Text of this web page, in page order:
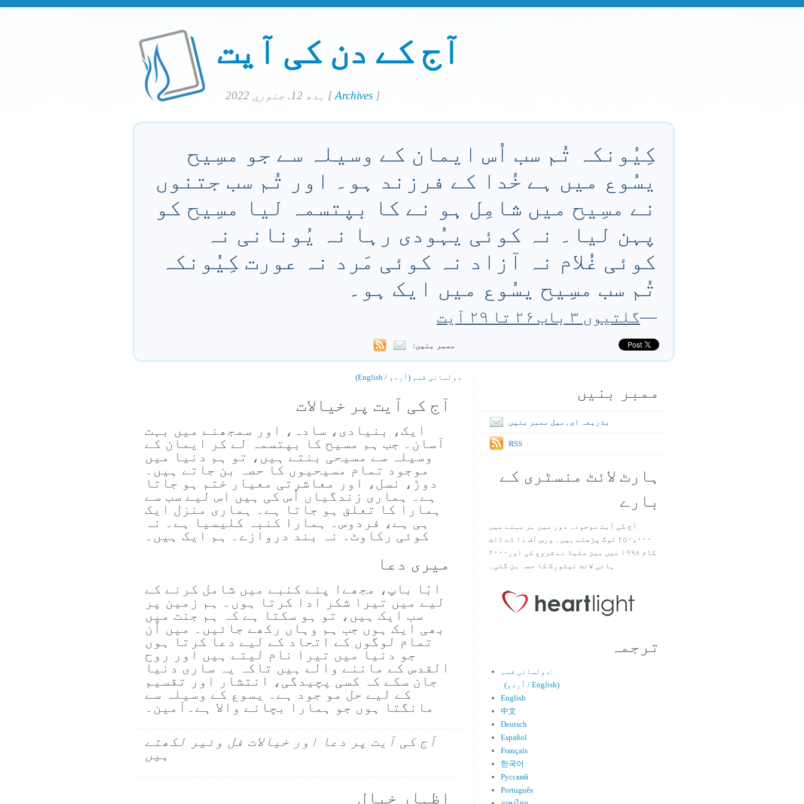
آج کے دن کی آیت
[Archives ]
کِیُونکہ تُم سب اُس ایمان کے وسیلہ سے جو مسِیح
یسُوع میں ہے خُدا کے فرزند ہو۔ اور تُم سب جتنوں
نے مسِیح میں شامِل ہو نے کا بپتسمہ لیا مسِیح کو
پہن لیا۔ نہ کوئی یہُودی رہا نہ یُونانی نہ
کوئی غُلام نہ آزاد نہ کوئی مَرد نہ عورت کِیُونکہ
تُم سب مسِیح یسُوع میں ایک ہو۔
—گلتیوں ۳ باب ۲۶ تا ۲۹ آیت
ممبر بنیں:
دولسانی قسم (اُردو / English)
آج کی آیت پر خیالات
ایک، بنیادی، سادہ، اور سمجھنے میں بہت
آسان۔ جب ہم مسیح کا بپتسمہ لے کر ایمان کے
وسیلہ سے مسیحی بنتے ہیں، تو ہم دنیا میں
موجود تمام مسیحیوں کا حصہ بن جاتے ہیں۔
دوڑ، نسل، اور معاشرتی معیار ختم ہو جاتا
ہے۔ ہماری زندگیاں اُس کی ہیں اس لیے سب سے
ہمارا کا تعلق ہو جاتا ہے۔ ہماری منزل ایک
ہی ہے، فردوس۔ ہمارا کنبہ کلیسیا ہے۔ نہ
کوئی رکاوٹ۔ نہ بند دروازے۔ ہم ایک ہیں۔
میری دعا
ابّا باپ، مجھےا پنے کنبے میں شامل کرنے کے
لیے میں تیرا شکر ادا کرتا ہوں۔ ہم زمین پر
سب ایک ہیں، تو ہو سکتا ہے کہ ہم جنت میں
بھی ایک ہوں جب ہم وہاں رکھے جائیں۔ میں اُن
تمام لوگوں کے اتحاد کے لیے دعا کرتا ہوں
جو دنیا میں تیرا نام لیتے ہیں اور روح
القدس کے ماننے والے ہیں تاکہ یہ ساری دنیا
جان سکے کہ کسی پچیدگی، انتشار اور تقسیم
کے لیے حل مو جود ہے۔ یسوع کے وسیلہ سے
مانگتا ہوں جو ہمارا بچانے والا ہے۔آمین۔
آج کی آیت پر دعا اور خیالات فل وئیر لکھتے
ہیں
اظہارِ خیال
ممبر بنیں
بذریعہ ای۔میل ممبر بنیں
RSS
ہارٹ لائٹ منسٹری کے
بارے
آج کی آیت موجودہ دور میں ہر مہنے میں
۲۵۰،۰۰۰ لوگ پڑھتے ہیں۔ ورس آف دا ڈے ڈاٹ
کام ۱۹۹۸ میں بین سٹیڈ نے شروع کی اور۲۰۰۰
ہائی لائٹ نیٹورک کا حصہ بن گئی۔
ترجمہ
دولسانی قسم:
(اُردو / English)
English
中文
Deutsch
Español
Français
한국어
Русский
Português